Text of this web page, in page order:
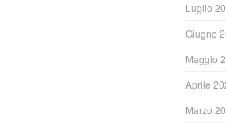
Luglio
Giugno
Maggio
Aprile
Marzo